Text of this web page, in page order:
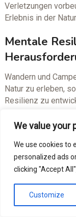
We value your
We use cookies to
personalized ads
clicking "Accept
Customize
Verletzungen
Erlebnis in der
Mentale
Wandern und
Natur zu erleben,
Resilienz zu
reagieren. Indem
kontrollieren
Umständen
Der Umgang mit